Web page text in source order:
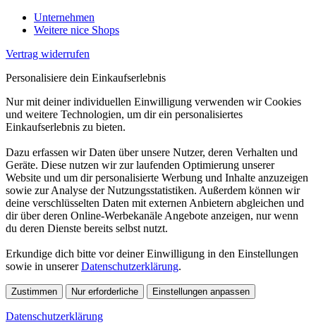
Unternehmen
Weitere nice Shops
Vertrag widerrufen
Personalisiere dein Einkaufserlebnis
Nur mit deiner individuellen Einwilligung verwenden wir Cookies
und weitere Technologien, um dir ein personalisiertes
Einkaufserlebnis zu bieten.
Dazu erfassen wir Daten über unsere Nutzer, deren Verhalten und
Geräte. Diese nutzen wir zur laufenden Optimierung unserer
Website und um dir personalisierte Werbung und Inhalte anzuzeigen
sowie zur Analyse der Nutzungsstatistiken. Außerdem können wir
deine verschlüsselten Daten mit externen Anbietern abgleichen und
dir über deren Online-Werbekanäle Angebote anzeigen, nur wenn
du deren Dienste bereits selbst nutzt.
Erkundige dich bitte vor deiner Einwilligung in den Einstellungen
sowie in unsererDatenschutzerklärung.
Zustimmen Nur erforderliche Einstellungen anpassen
Datenschutzerklärung